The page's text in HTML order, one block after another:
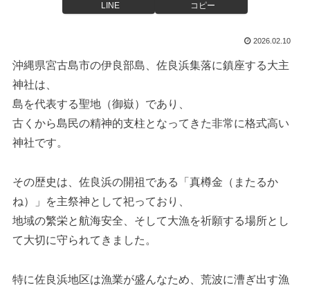
LINE コピー
2026.02.10
沖縄県宮古島市の伊良部島、佐良浜集落に鎮座する大主
神社は、
島を代表する聖地（御嶽）であり、
古くから島民の精神的支柱となってきた非常に格式高い
神社です。
その歴史は、佐良浜の開祖である「真樽金（またるか
ね）」を主祭神として祀っており、
地域の繁栄と航海安全、そして大漁を祈願する場所とし
て大切に守られてきました。
特に佐良浜地区は漁業が盛んなため、荒波に漕ぎ出す漁